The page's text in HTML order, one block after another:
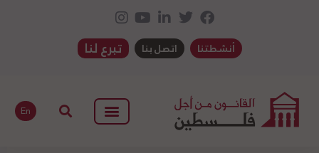
أنشطتنا اتصل بنا تبرع لنا
En